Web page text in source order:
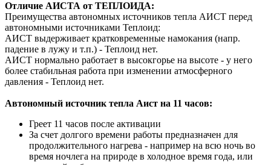
Отличие АИСТА от ТЕПЛОИДА:
Преимущества автономных источников тепла АИСТ перед
автономными источниками Теплоид:
АИСТ выдерживает кратковременные намокания (напр.
падение в лужу и т.п.) - Теплоид нет.
АИСТ нормально работает в высокгорье на высоте - у него
более стабильная работа при изменении атмосферного
давления - Теплоид нет.
Автономный источник тепла Аист на 11 часов:
Греет 11 часов после активации
За счет долгого времени работы предназначен для
продолжительного нагрева - например на всю ночь во
время ночлега на природе в холодное время года, или